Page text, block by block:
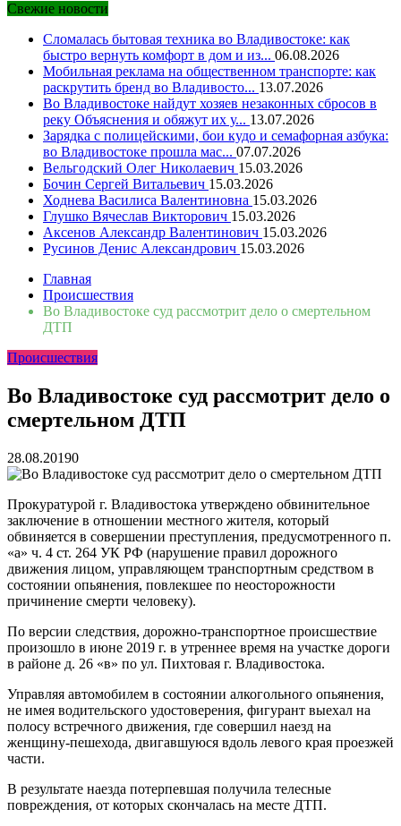
Свежие новости
Сломалась бытовая техника во Владивостоке: как
быстро вернуть комфорт в дом и из... 06.08.2026
Мобильная реклама на общественном транспорте: как
раскрутить бренд во Владивосто... 13.07.2026
Во Владивостоке найдут хозяев незаконных сбросов в
реку Объяснения и обяжут их у... 13.07.2026
Зарядка с полицейскими, бои кудо и семафорная азбука:
во Владивостоке прошла мас... 07.07.2026
Вельгодский Олег Николаевич 15.03.2026
Бочин Сергей Витальевич 15.03.2026
Ходнева Василиса Валентиновна 15.03.2026
Глушко Вячеслав Викторович 15.03.2026
Аксенов Александр Валентинович 15.03.2026
Русинов Денис Александрович 15.03.2026
Главная
Происшествия
Во Владивостоке суд рассмотрит дело о смертельном
ДТП
Происшествия
Во Владивостоке суд рассмотрит дело о
смертельном ДТП
28.08.20190
Прокуратурой г. Владивостока утверждено обвинительное
заключение в отношении местного жителя, который
обвиняется в совершении преступления, предусмотренного п.
«а» ч. 4 ст. 264 УК РФ (нарушение правил дорожного
движения лицом, управляющем транспортным средством в
состоянии опьянения, повлекшее по неосторожности
причинение смерти человеку).
По версии следствия, дорожно-транспортное происшествие
произошло в июне 2019 г. в утреннее время на участке дороги
в районе д. 26 «в» по ул. Пихтовая г. Владивостока.
Управляя автомобилем в состоянии алкогольного опьянения,
не имея водительского удостоверения, фигурант выехал на
полосу встречного движения, где совершил наезд на
женщину-пешехода, двигавшуюся вдоль левого края проезжей
части.
В результате наезда потерпевшая получила телесные
повреждения, от которых скончалась на месте ДТП.